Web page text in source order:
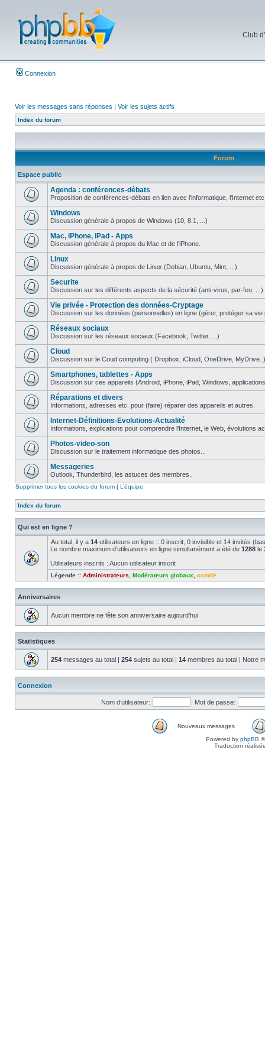
Club
Connexion
Voir les messages sans réponses | Voir les sujets actifs
Index du forum
Forum
Espace public
Agenda : conférences-débats
Proposition de conférences-débats en lien avec l'informatique, l'Internet
Windows
Discussion générale à propos de Windows (10, 8.1, ...)
Mac, iPhone, iPad - Apps
Discussion générale à propos du Mac et de l'iPhone.
Linux
Discussion générale à propos de Linux (Debian, Ubuntu, Mint, ...)
Securite
Discussion sur les différents aspects de la sécurité (anti-virus, par-feu, ...)
Vie privée - Protection des données-Cryptage
Discussion sur les données (personnelles) en ligne (gérer, protéger sa
Réseaux sociaux
Discussion sur les réseaux sociaux (Facebook, Twitter, ...)
Cloud
Discussion sur le Coud computing ( Dropbox, iCloud, OneDrive, MyDrive..)
Smartphones, tablettes - Apps
Discussion sur ces appareils (Android, iPhone, iPad, Windows,
Réparations et divers
Informations, adresses etc. pour (faire) réparer des appareils et autres.
Internet-Définitions-Evolutions-Actualité
Informations, explications pour comprendre l'Internet, le Web, évolutions
Photos-video-son
Discussion sur le traitement informatique des photos...
Messageries
Outlook, Thunderbird, les astuces des membres..
Supprimer tous les cookies du forum | L’équipe
Index du forum
Qui est en ligne ?
Au total, il y a 14 utilisateurs en ligne :: 0 inscrit, 0 invisible et 14 invités
Le nombre maximum d’utilisateurs en ligne simultanément a été de 1288 le
Utilisateurs inscrits : Aucun utilisateur inscrit
Légende :: Administrateurs Modérateurs globaux comité
Anniversaires
Aucun membre ne fête son anniversaire aujourd’hui
Statistiques
254 messages au total | 254 sujets au total | 14 membres au total | Notre
Connexion
Nom d’utilisateur: Mot de passe:
Nouveaux messages
Powered by phpBB
Traduction